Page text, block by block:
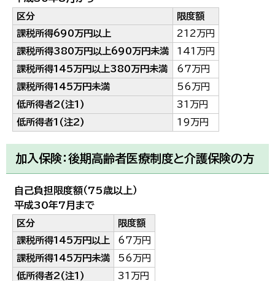
区分
限度額
課税所得690万円以上
212万円
課税所得380万円以上690万円未満
141万円
課税所得145万円以上380万円未満
67万円
課税所得145万円未満
56万円
低所得者2(注1)
31万円
低所得者1(注2)
19万円
加入保険：後期高齢者医療制度と介護保険の方
自己負担限度額（75歳以上）
平成30年7月まで
区分
限度額
課税所得145万円以上
67万円
課税所得145万円未満
56万円
低所得者2(注1)
31万円